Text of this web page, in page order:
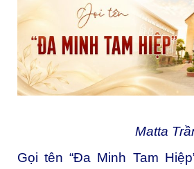
Matta
Gọi tên “Đa Minh Tam